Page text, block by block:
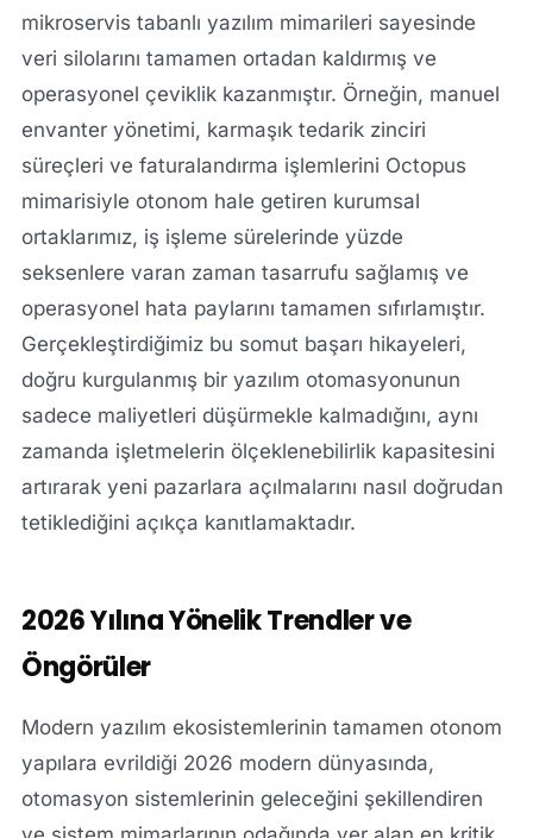
mikroservis tabanlı yazılım mimarileri sayesinde
veri silolarını tamamen ortadan kaldırmış ve
operasyonel çeviklik kazanmıştır. Örneğin, manuel
envanter yönetimi, karmaşık tedarik zinciri
süreçleri ve faturalandırma işlemlerini Octopus
mimarisiyle otonom hale getiren kurumsal
ortaklarımız, iş işleme sürelerinde yüzde
seksenlere varan zaman tasarrufu sağlamış ve
operasyonel hata paylarını tamamen sıfırlamıştır.
Gerçekleştirdiğimiz bu somut başarı hikayeleri,
doğru kurgulanmış bir yazılım otomasyonunun
sadece maliyetleri düşürmekle kalmadığını, aynı
zamanda işletmelerin ölçeklenebilirlik kapasitesini
artırarak yeni pazarlara açılmalarını nasıl doğrudan
tetiklediğini açıkça kanıtlamaktadır.
2026 Yılına Yönelik Trendler ve
Öngörüler
Modern yazılım ekosistemlerinin tamamen otonom
yapılara evrildiği 2026 modern dünyasında,
otomasyon sistemlerinin geleceğini şekillendiren